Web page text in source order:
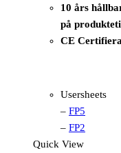
10 års
på
CE
Usersheets
– FP5
– FP2
Quick View